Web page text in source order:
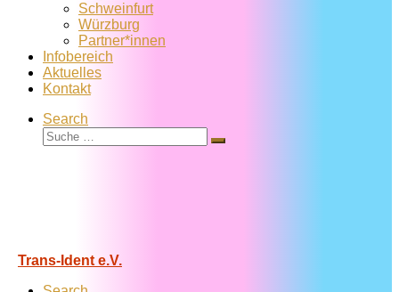
Schweinfurt
Würzburg
Partner*innen
Infobereich
Aktuelles
Kontakt
Search
Suche
Suche
Trans-Ident e.V.